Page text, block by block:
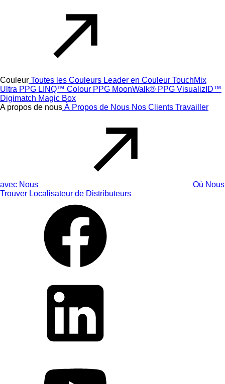
Couleur Toutes les Couleurs Leader en Couleur TouchMix
Ultra PPG LINQ™ Colour PPG MoonWalk® PPG VisualizID™
Digimatch Magic Box
A propos de nous À Propos de Nous Nos Clients Travailler
avec Nous
Où Nous
Trouver Localisateur de Distributeurs